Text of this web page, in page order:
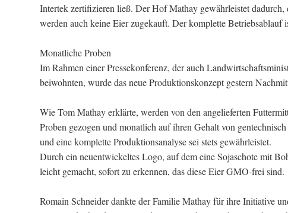
Intertek zertifizieren ließ. Der Hof Mathay gewährleistet
werden auch keine Eier zugekauft. Der komplette Betriebsablauf
Monatliche Proben
Im Rahmen einer Pressekonferenz, der auch
beiwohnten, wurde das neue Produktionskonzept gestern
Wie Tom Mathay erklärte, werden von den angelieferten
Proben gezogen und monatlich auf ihren Gehalt von
und eine komplette Produktionsanalyse sei stets gewährleistet.
Durch ein neuentwickeltes Logo, auf dem eine Sojaschote mit
leicht gemacht, sofort zu erkennen, das diese Eier GMO-frei sind.
Romain Schneider dankte der Familie Mathay für ihre Initiative